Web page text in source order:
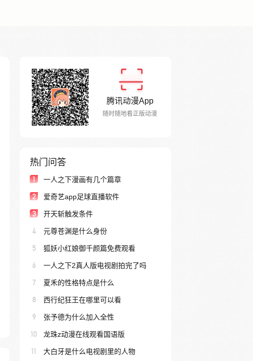
腾讯动漫App
随时随地看正版动漫
热门问答
1 一人之下漫画有几个篇章
2 爱奇艺app足球直播软件
3 开天斩触发条件
4 元尊苍渊是什么身份
5 狐妖小红娘御千颜篇免费观看
6 一人之下2真人版电视剧拍完了吗
7 夏禾的性格特点是什么
8 西行纪狂王在哪里可以看
9 张予德为什么加入全性
10 龙珠z动漫在线观看国语版
11 大白牙是什么电视剧里的人物